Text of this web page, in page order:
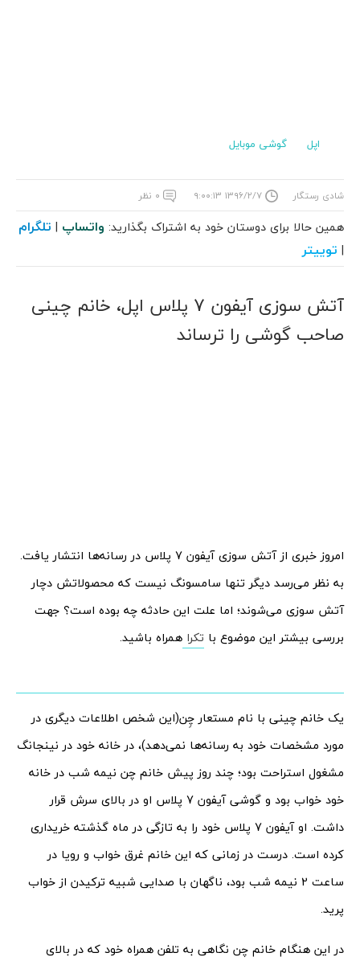
اپل گوشی موبایل
شادی رستگار ۱۳۹۶/۲/۷ ۹:۰۰:۱۳ ۰ نظر
همین حالا برای دوستان خود به اشتراک بگذارید: واتساپ | تلگرام
| توییتر
آتش سوزی آیفون 7 پلاس اپل، خانم چینی
صاحب گوشی را ترساند
امروز خبری از آتش سوزی آیفون 7 پلاس در رسانه‌ها انتشار یافت.
به نظر می‌رسد دیگر تنها سامسونگ نیست که محصولاتش دچار
آتش سوزی می‌شوند؛ اما علت این حادثه چه بوده است؟ جهت
بررسی بیشتر این موضوع با تکرا همراه باشید.
یک خانم چینی با نام مستعار چِن(این شخص اطلاعات دیگری در
مورد مشخصات خود به رسانه‌ها نمی‌دهد)، در خانه خود در نینجانگ
مشغول استراحت بود؛ چند روز پیش خانم چن نیمه شب در خانه
خود خواب بود و گوشی آیفون 7 پلاس او در بالای سرش قرار
داشت. او آیفون 7 پلاس خود را به تازگی در ماه گذشته خریداری
کرده است. درست در زمانی که این خانم غرق خواب و رویا در
ساعت 2 نیمه شب بود، ناگهان با صدایی شبیه ترکیدن از خواب
پرید.
در این هنگام خانم چن نگاهی به تلفن همراه خود که در بالای